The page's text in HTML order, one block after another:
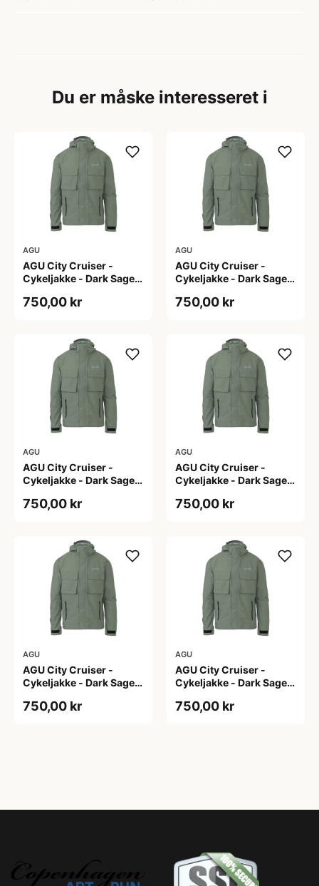
Du er måske interesseret i
AGU
AGU City Cruiser -
Cykeljakke - Dark Sage -
750,00 kr
AGU
AGU City Cruiser -
Cykeljakke - Dark Sage -
750,00 kr
AGU
AGU City Cruiser -
Cykeljakke - Dark Sage -
750,00 kr
AGU
AGU City Cruiser -
Cykeljakke - Dark Sage -
750,00 kr
AGU
AGU City Cruiser -
Cykeljakke - Dark Sage -
750,00 kr
AGU
AGU City Cruiser -
Cykeljakke - Dark Sage -
750,00 kr